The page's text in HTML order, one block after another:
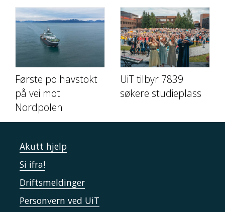
Første polhavstokt
på vei mot
Nordpolen
UiT tilbyr 7839
søkere studieplass
Akutt hjelp
Si ifra!
Driftsmeldinger
Personvern ved UiT